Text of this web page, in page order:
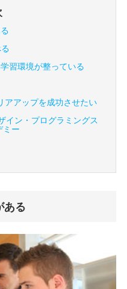
習環境が整っている
アアップを成功させたい
イン・プログラミングス
ミー
ある